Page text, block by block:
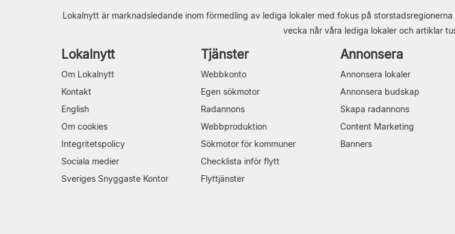
Lokalnytt är marknadsledande inom förmedling av lediga lokaler med fokus på
vecka når våra lediga lokaler och artiklar
Lokalnytt
Om Lokalnytt
Kontakt
English
Om cookies
Integritetspolicy
Sociala medier
Sveriges Snyggaste Kontor
Tjänster
Webbkonto
Egen sökmotor
Radannons
Webbproduktion
Sökmotor för kommuner
Checklista inför flytt
Flyttjänster
Annonsera
Annonsera lokaler
Annonsera budskap
Skapa radannons
Content Marketing
Banners